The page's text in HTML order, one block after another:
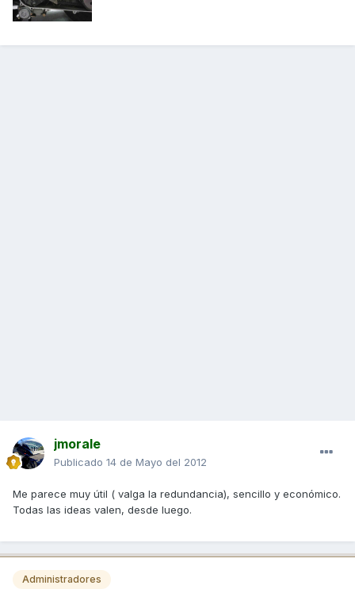
jmorale
Publicado 14 de Mayo del 2012
Me parece muy útil ( valga la redundancia), sencillo y económico.
Todas las ideas valen, desde luego.
Administradores